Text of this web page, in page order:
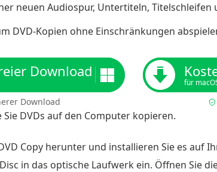
neuen Audiospur, Untertiteln, Titelschleifen
DVD-Kopien ohne Einschränkungen
Download
Download
für
DVDs auf den Computer kopieren.
Copy herunter und installieren Sie es auf
in das optische Laufwerk ein. Öffnen Sie